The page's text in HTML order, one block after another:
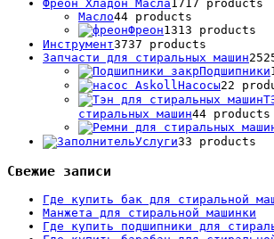
Фреон Хладон Масла1717 products
Масло44 products
Фреон1313 products
Инструмент3737 products
Запчасти для стиральных машин25
Подшипники
Насосы22
стиральных машин44 products
Услуги33 products
Свежие записи
Где купить бак для стиральной
Манжета для стиральной машинки
Где купить подшипники для